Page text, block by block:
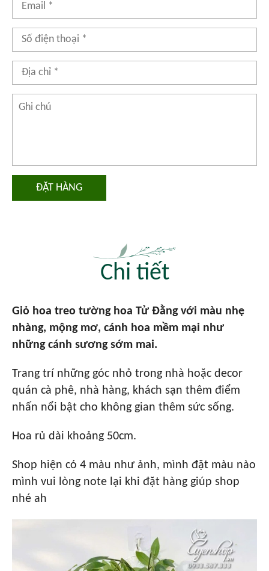
ĐẶT HÀNG
Chi tiết
Giỏ hoa treo tường hoa Tử Đằng với màu nhẹ
nhàng, mộng mơ, cánh hoa mềm mại như
những cánh sương sớm mai.
Trang trí những góc nhỏ trong nhà hoặc decor
quán cà phê, nhà hàng, khách sạn thêm điểm
nhấn nổi bật cho không gian thêm sức sống.
Hoa rủ dài khoảng 50cm.
Shop hiện có 4 màu như ảnh, mình đặt màu nào
mình vui lòng note lại khi đặt hàng giúp shop
nhé ah